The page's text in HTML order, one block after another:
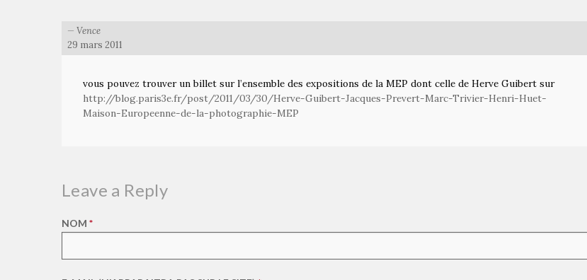
Vence
29 mars 2011
vous pouvez trouver un billet sur l’ensemble des expositions de la MEP dont celle de Herve Guibert sur
http://blog.paris3e.fr/post/2011/03/30/Herve-Guibert-Jacques-Prevert-Marc-Trivier-Henri-Huet-
Maison-Europeenne-de-la-photographie-MEP
Leave a Reply
NOM *